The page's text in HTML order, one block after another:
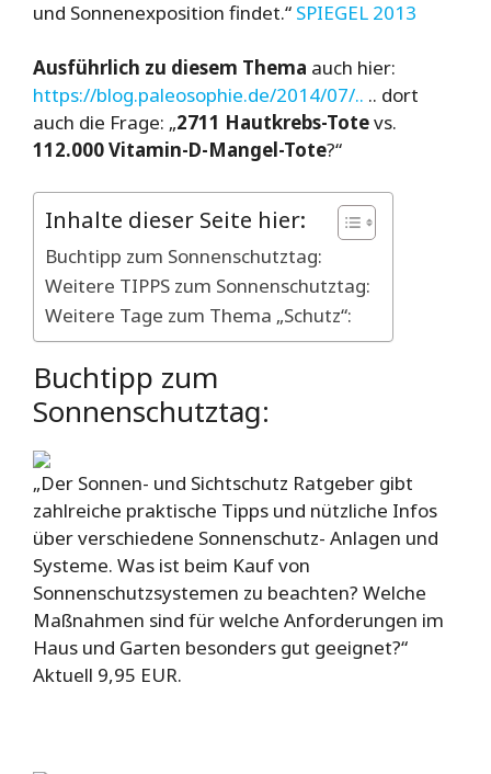
und Sonnenexposition findet.“ SPIEGEL 2013
Ausführlich zu diesem Thema auch hier:
https://blog.paleosophie.de/2014/07/.. .. dort
auch die Frage: „2711 Hautkrebs-Totevs.
112.000 Vitamin-D-Mangel-Tote?“
Inhalte dieser Seite hier:
Buchtipp zum Sonnenschutztag:
Weitere TIPPS zum Sonnenschutztag:
Weitere Tage zum Thema „Schutz“:
Buchtipp zum
Sonnenschutztag:
„Der Sonnen- und Sichtschutz Ratgeber gibt
zahlreiche praktische Tipps und nützliche Infos
über verschiedene Sonnenschutz- Anlagen und
Systeme. Was ist beim Kauf von
Sonnenschutzsystemen zu beachten? Welche
Maßnahmen sind für welche Anforderungen im
Haus und Garten besonders gut geeignet?“
Aktuell 9,95 EUR.